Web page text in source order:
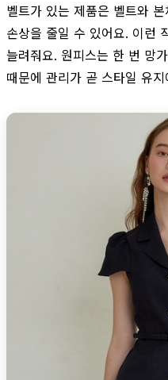
벨트가 있는 제품은 벨트와
손상을 줄일 수 있어요. 이런
늘려줘요. 원피스는 한 번 망
때문에 관리가 곧 스타일 유지